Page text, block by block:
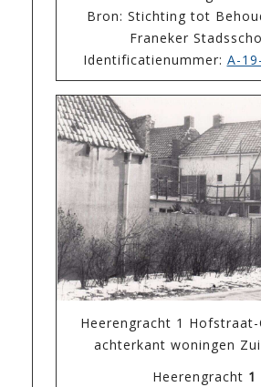
Bron: Stichting tot
Franeker
Identificatienummer: A-
Heerengracht 1
achterkant woningen
Heerengracht 1